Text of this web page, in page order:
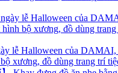
lễ Halloween của DAMAI,
xương, đồ dùng trang trí